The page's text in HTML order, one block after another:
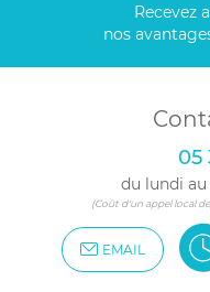
Recevez
nos
05
du lundi au
(Coût d'un appel local
EMAIL